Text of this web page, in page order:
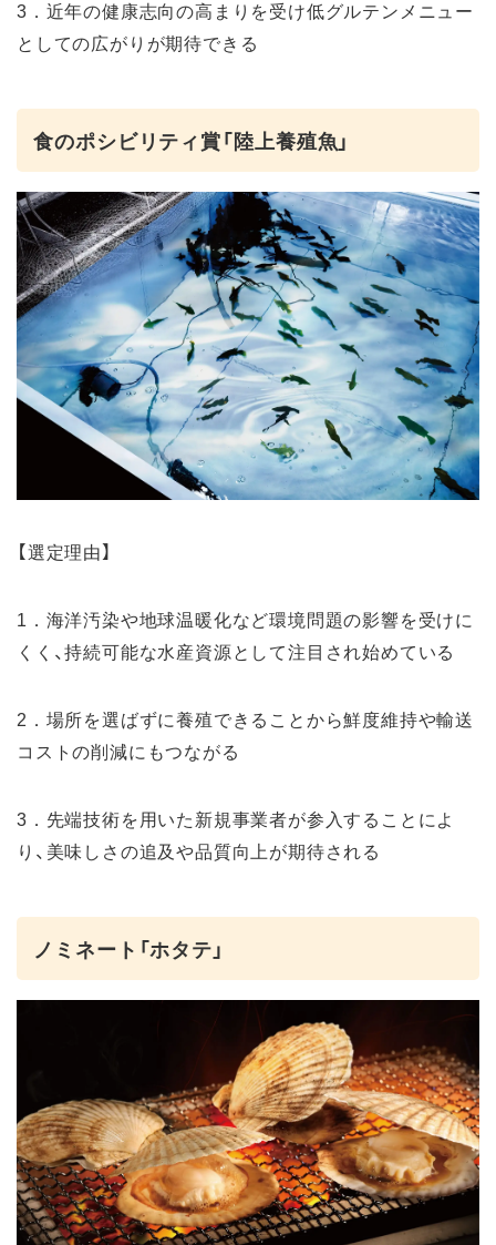
3．近年の健康志向の高まりを受け低グルテンメニュー
としての広がりが期待できる
食のポシビリティ賞「陸上養殖魚」
【選定理由】
1．海洋汚染や地球温暖化など環境問題の影響を受けに
くく、持続可能な水産資源として注目され始めている
2．場所を選ばずに養殖できることから鮮度維持や輸送
コストの削減にもつながる
3．先端技術を用いた新規事業者が参入することによ
り、美味しさの追及や品質向上が期待される
ノミネート「ホタテ」